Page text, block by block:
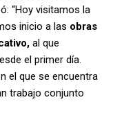
“Hoy visitamos la
inicio a las obras
al que
el primer día.
el que se encuentra
trabajo conjunto